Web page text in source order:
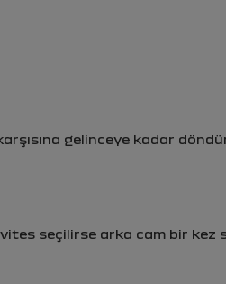
gelinceye kadar
vites seçilirse arka cam bir kez